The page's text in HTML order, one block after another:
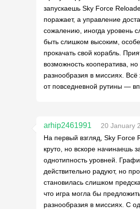
запускаешь Sky Force
поражает, а управление
сожалению, иногда уровень
быть слишком высоким,
прокачать свой корабль.
возможность кооператива, но
разнообразия в миссиях. Всё
от повседневной рутины —
arhip2461991
20 January
На первый взгляд, Sky Force
круто, но вскоре начинаешь
однотипность уровней.
действительно радуют, но
становилась слишком
что игра могла бы
разнообразия в миссиях. С